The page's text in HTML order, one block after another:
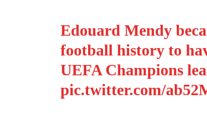
Edouard Mendy
football history to
UEFA Champions
pic.twitter.com/